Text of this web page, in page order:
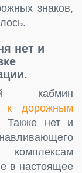
знаков,
нет и
кабмин
к дорожным
Также нет и
в настоящее